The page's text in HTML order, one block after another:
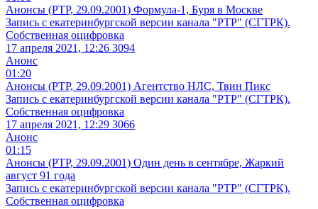
Анонсы (РТР, 29.09.2001) Формула-1, Буря в Москве
Запись с екатеринбургской версии канала "РТР" (СГТРК).
Собственная оцифровка
17 апреля 2021, 12:26 3094
Анонс
01:20
Анонсы (РТР, 29.09.2001) Агентство НЛС, Твин Пикс
Запись с екатеринбургской версии канала "РТР" (СГТРК).
Собственная оцифровка
17 апреля 2021, 12:29 3066
Анонс
01:15
Анонсы (РТР, 29.09.2001) Один день в сентябре, Жаркий
август 91 года
Запись с екатеринбургской версии канала "РТР" (СГТРК).
Собственная оцифровка